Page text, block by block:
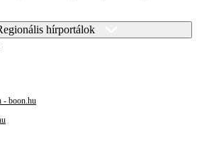
hírportálok
- boon.hu